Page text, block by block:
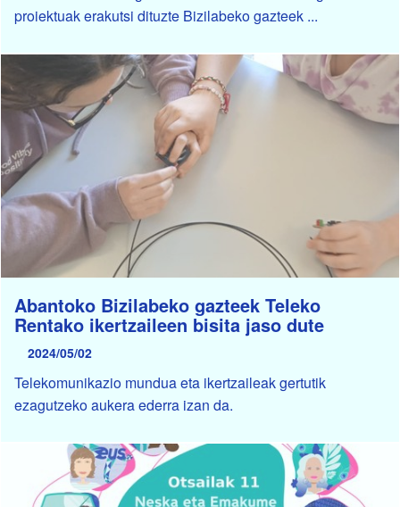
proiektuak erakutsi dituzte Bizilabeko gazteek ...
Abantoko Bizilabeko gazteek Teleko
Rentako ikertzaileen bisita jaso dute
2024/05/02
Telekomunikazio mundua eta ikertzaileak gertutik
ezagutzeko aukera ederra izan da.